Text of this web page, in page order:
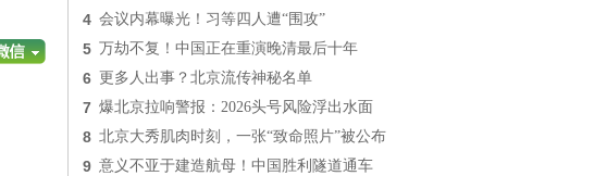
4 会议内幕曝光！习等四人遭“围攻”
5 万劫不复！中国正在重演晚清最后十年
6 更多人出事？北京流传神秘名单
7 爆北京拉响警报：2026头号风险浮出水面
8 北京大秀肌肉时刻，一张“致命照片”被公布
9 意义不亚于建造航母！中国胜利隧道通车